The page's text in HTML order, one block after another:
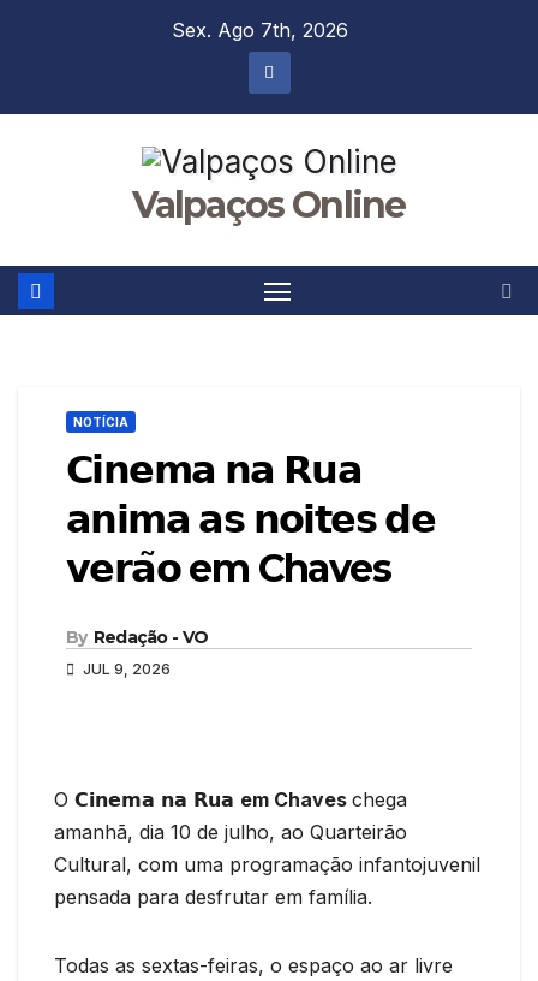
Sex. Ago 7th, 2026
Valpaços Online
NOTÍCIA
𝗖𝗶𝗻𝗲𝗺𝗮 𝗻𝗮 𝗥𝘂𝗮
𝗮𝗻𝗶𝗺𝗮 𝗮𝘀 𝗻𝗼𝗶𝘁𝗲𝘀 𝗱𝗲
𝘃𝗲𝗿𝗮̃𝗼 em Chaves
By Redação - VO
JUL 9, 2026
O 𝗖𝗶𝗻𝗲𝗺𝗮 𝗻𝗮 𝗥𝘂𝗮 em Chaves chega
amanhã, dia 10 de julho, ao Quarteirão
Cultural, com uma programação infantojuvenil
pensada para desfrutar em família.
Todas as sextas-feiras, o espaço ao ar livre